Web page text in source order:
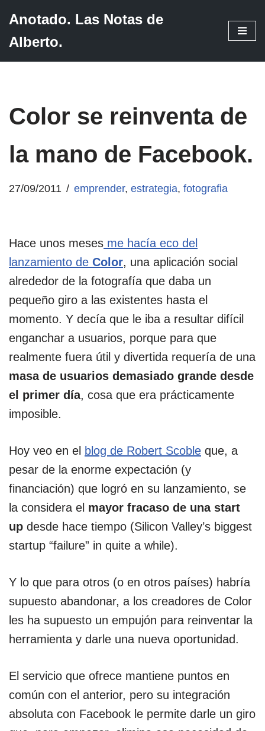
Saltar
Anotado. Las Notas de
Alberto.
Color se reinventa de
la mano de Facebook.
27/09/2011 emprender, estrategia, fotografia
Hace unos meses me hacía eco del
lanzamiento de Color, una aplicación social
alrededor de la fotografía que daba un
pequeño giro a las existentes hasta el
momento. Y decía que le iba a resultar difícil
enganchar a usuarios, porque para que
realmente fuera útil y divertida requería de una
masa de usuarios demasiado grande desde
el primer día, cosa que era prácticamente
imposible.
Hoy veo en el blog de Robert Scoble que, a
pesar de la enorme expectación (y
financiación) que logró en su lanzamiento, se
la considera el mayor fracaso de una start
up desde hace tiempo (Silicon Valley’s biggest
startup “failure” in quite a while).
Y lo que para otros (o en otros países) habría
supuesto abandonar, a los creadores de Color
les ha supuesto un empujón para reinventar la
herramienta y darle una nueva oportunidad.
El servicio que ofrece mantiene puntos en
común con el anterior, pero su integración
absoluta con Facebook le permite darle un giro